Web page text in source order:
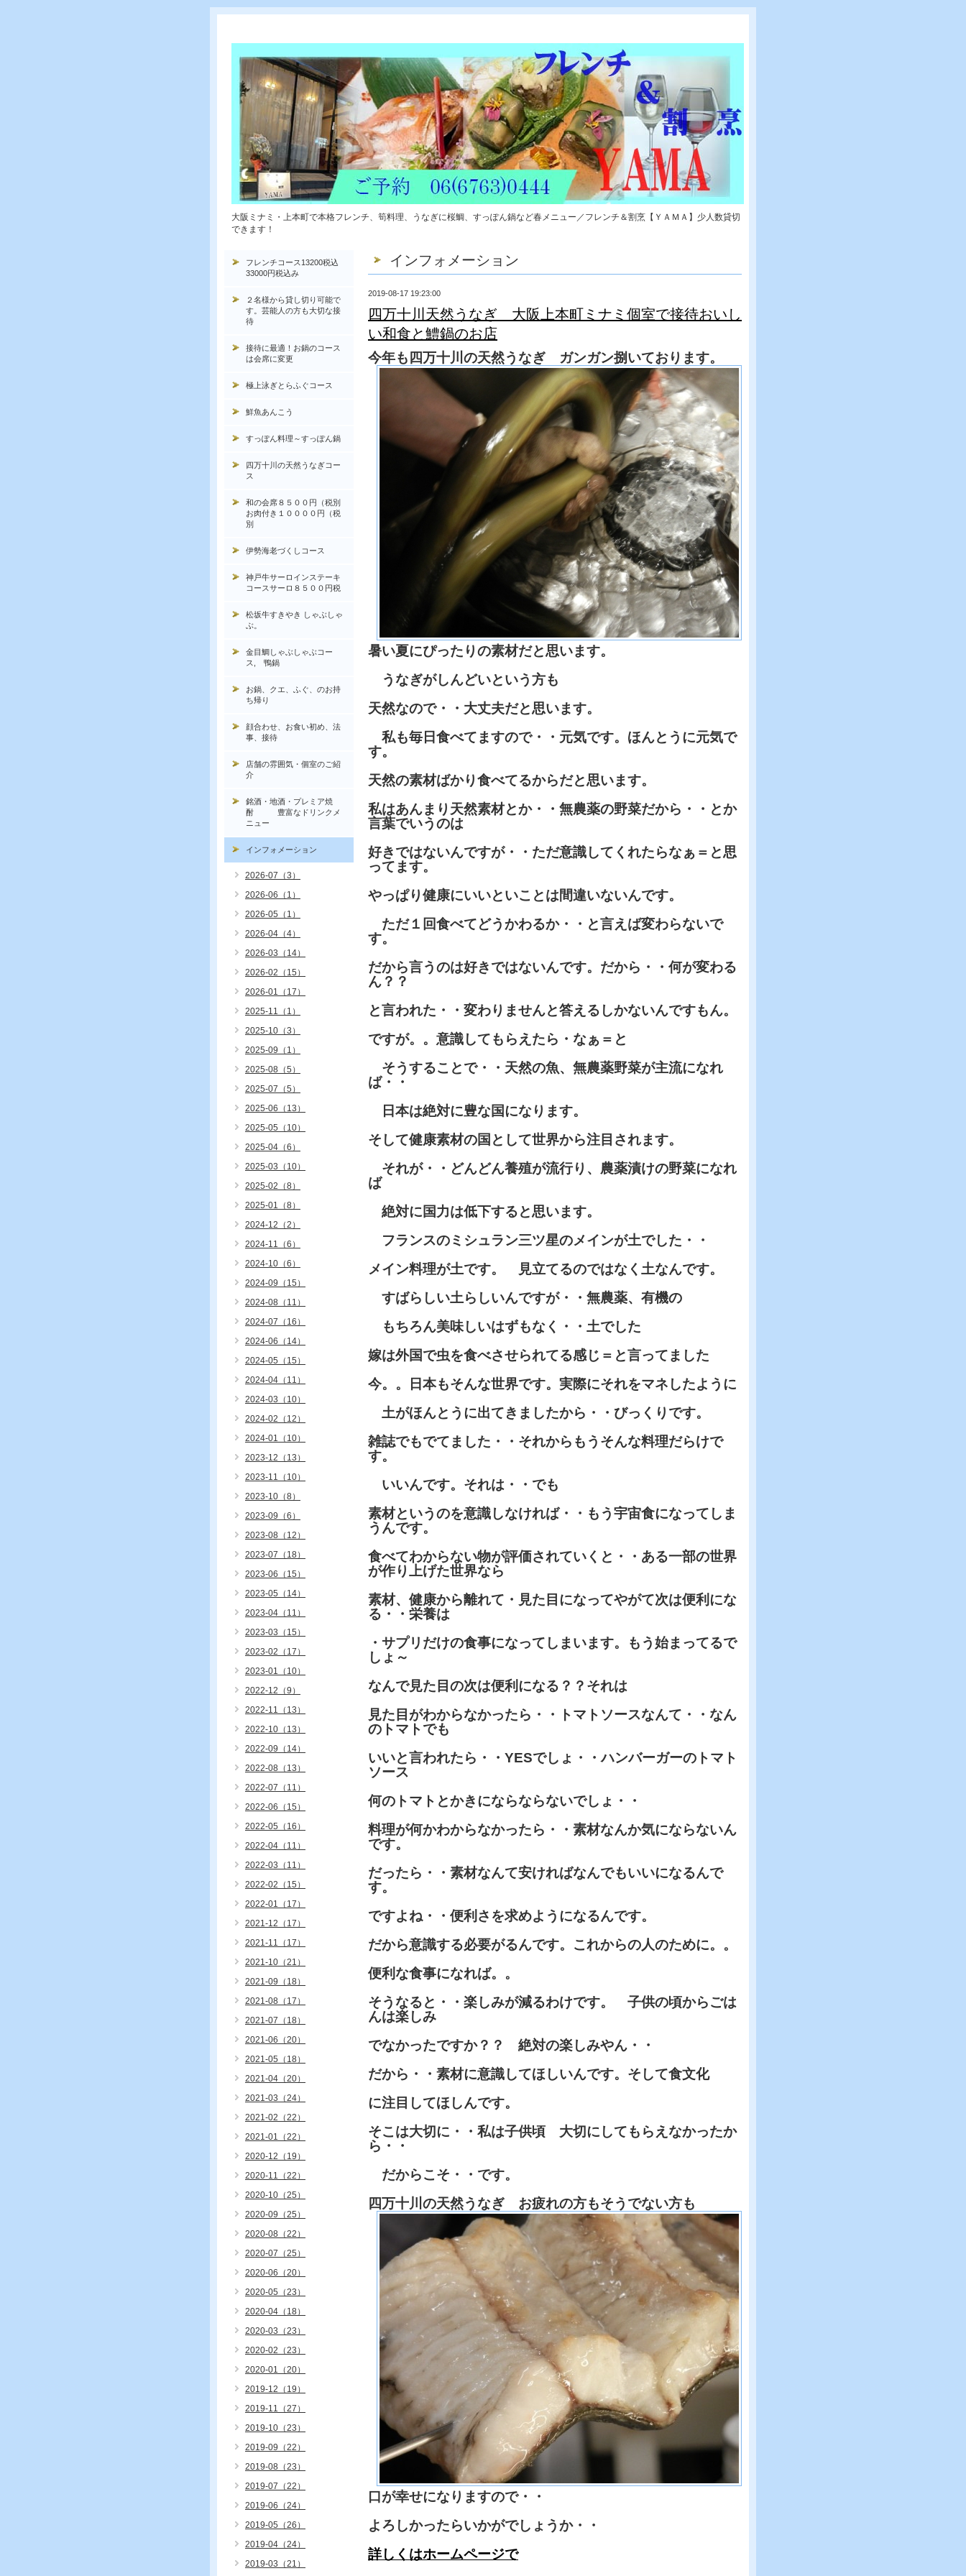
大阪ミナミ・上本町で本格フレンチ、筍料理、うなぎに桜鯛、すっぽん鍋など春メニュー／フレンチ＆割烹【ＹＡＭＡ】少人数貸切
できます！
インフォメーション
2019-08-17 19:23:00
四万十川天然うなぎ 大阪上本町ミナミ個室で接待おいし
い和食と鱧鍋のお店
今年も四万十川の天然うなぎ ガンガン捌いております。
暑い夏にぴったりの素材だと思います。
うなぎがしんどいという方も
天然なので・・大丈夫だと思います。
私も毎日食べてますので・・元気です。ほんとうに元気で
す。
天然の素材ばかり食べてるからだと思います。
私はあんまり天然素材とか・・無農薬の野菜だから・・とか
言葉でいうのは
好きではないんですが・・ただ意識してくれたらなぁ＝と思
ってます。
やっぱり健康にいいといことは間違いないんです。
ただ１回食べてどうかわるか・・と言えば変わらないで
す。
だから言うのは好きではないんです。だから・・何が変わる
ん？？
と言われた・・変わりませんと答えるしかないんですもん。
ですが。。意識してもらえたら・なぁ＝と
そうすることで・・天然の魚、無農薬野菜が主流になれ
ば・・
日本は絶対に豊な国になります。
そして健康素材の国として世界から注目されます。
それが・・どんどん養殖が流行り、農薬漬けの野菜になれ
ば
絶対に国力は低下すると思います。
フランスのミシュラン三ツ星のメインが土でした・・
メイン料理が土です。 見立てるのではなく土なんです。
すばらしい土らしいんですが・・無農薬、有機の
もちろん美味しいはずもなく・・土でした
嫁は外国で虫を食べさせられてる感じ＝と言ってました
今。。日本もそんな世界です。実際にそれをマネしたように
土がほんとうに出てきましたから・・びっくりです。
雑誌でもでてました・・それからもうそんな料理だらけで
す。
いいんです。それは・・でも
素材というのを意識しなければ・・もう宇宙食になってしま
うんです。
食べてわからない物が評価されていくと・・ある一部の世界
が作り上げた世界なら
素材、健康から離れて・見た目になってやがて次は便利にな
る・・栄養は
・サプリだけの食事になってしまいます。もう始まってるで
しょ～
なんで見た目の次は便利になる？？それは
見た目がわからなかったら・・トマトソースなんて・・なん
のトマトでも
いいと言われたら・・YESでしょ・・ハンバーガーのトマト
ソース
何のトマトとかきにならならないでしょ・・
料理が何かわからなかったら・・素材なんか気にならないん
です。
だったら・・素材なんて安ければなんでもいいになるんで
す。
ですよね・・便利さを求めようになるんです。
だから意識する必要がるんです。これからの人のために。。
便利な食事になれば。。
そうなると・・楽しみが減るわけです。 子供の頃からごは
んは楽しみ
でなかったですか？？ 絶対の楽しみやん・・
だから・・素材に意識してほしいんです。そして食文化
に注目してほしんです。
そこは大切に・・私は子供頃 大切にしてもらえなかったか
ら・・
だからこそ・・です。
四万十川の天然うなぎ お疲れの方もそうでない方も
口が幸せになりますので・・
よろしかったらいかがでしょうか・・
詳しくはホームページで
フレンチコース13200税込
33000円税込み
２名様から貸し切り可能で
す。芸能人の方も大切な接
待
接待に最適！お鍋のコース
は会席に変更
極上泳ぎとらふぐコース
鮮魚あんこう
すっぽん料理～すっぽん鍋
四万十川の天然うなぎコー
ス
和の会席８５００円（税別
お肉付き１００００円（税
別
伊勢海老づくしコース
神戸牛サーロインステーキ
コースサーロ８５００円税
松坂牛すきやき しゃぶしゃ
ぶ。
金目鯛しゃぶしゃぶコー
ス, 鴨鍋
お鍋、クエ、ふぐ、のお持
ち帰り
顔合わせ、お食い初め、法
事、接待
店舗の雰囲気・個室のご紹
介
銘酒・地酒・プレミア焼
酎 豊富なドリンクメ
ニュー
インフォメーション
2026-07（3）
2026-06（1）
2026-05（1）
2026-04（4）
2026-03（14）
2026-02（15）
2026-01（17）
2025-11（1）
2025-10（3）
2025-09（1）
2025-08（5）
2025-07（5）
2025-06（13）
2025-05（10）
2025-04（6）
2025-03（10）
2025-02（8）
2025-01（8）
2024-12（2）
2024-11（6）
2024-10（6）
2024-09（15）
2024-08（11）
2024-07（16）
2024-06（14）
2024-05（15）
2024-04（11）
2024-03（10）
2024-02（12）
2024-01（10）
2023-12（13）
2023-11（10）
2023-10（8）
2023-09（6）
2023-08（12）
2023-07（18）
2023-06（15）
2023-05（14）
2023-04（11）
2023-03（15）
2023-02（17）
2023-01（10）
2022-12（9）
2022-11（13）
2022-10（13）
2022-09（14）
2022-08（13）
2022-07（11）
2022-06（15）
2022-05（16）
2022-04（11）
2022-03（11）
2022-02（15）
2022-01（17）
2021-12（17）
2021-11（17）
2021-10（21）
2021-09（18）
2021-08（17）
2021-07（18）
2021-06（20）
2021-05（18）
2021-04（20）
2021-03（24）
2021-02（22）
2021-01（22）
2020-12（19）
2020-11（22）
2020-10（25）
2020-09（25）
2020-08（22）
2020-07（25）
2020-06（20）
2020-05（23）
2020-04（18）
2020-03（23）
2020-02（23）
2020-01（20）
2019-12（19）
2019-11（27）
2019-10（23）
2019-09（22）
2019-08（23）
2019-07（22）
2019-06（24）
2019-05（26）
2019-04（24）
2019-03（21）